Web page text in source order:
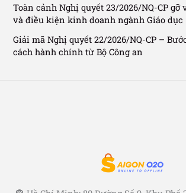
Toàn cảnh Nghị quyết 23/2026/NQ-CP gỡ
và điều kiện kinh doanh ngành Giáo dục
Giải mã Nghị quyết 22/2026/NQ-CP –
cách hành chính từ Bộ Công an